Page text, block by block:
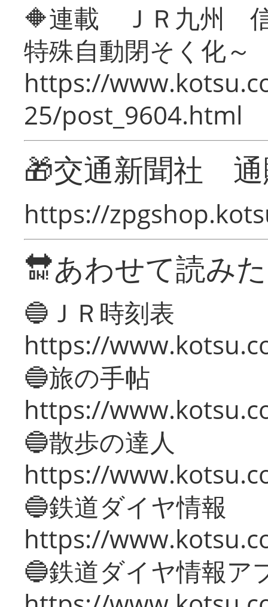
🔶連載 ＪＲ九州 信
特殊自動閉そく化～
https://
25/post_9604.html
🎁交通新聞社
https://
🔛あわせて読み
🔵ＪＲ時刻表
https://
🔵旅の手帖
https://
🔵散歩の達人
https://
🔵鉄道ダイヤ情報
https://
🔵鉄道ダイヤ情報ア